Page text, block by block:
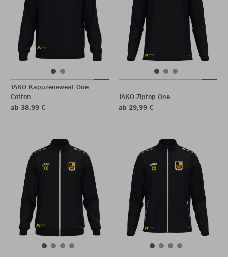
JAKO Kapuzensweat One
Cotton
ab 38,99 €
JAKO Ziptop One
ab 29,99 €